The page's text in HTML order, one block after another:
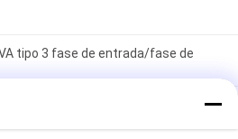
tipo 3 fase de entrada/fase de
industrial compacto com design
adequado para ambientes